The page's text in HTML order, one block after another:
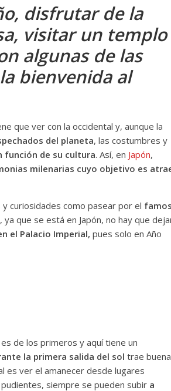
disfrutar de la
visitar un templo
algunas de las
bienvenida al
que ver con la occidental y, aunque la
del planeta, las costumbres y
función de su cultura. Así, en Japón,
milenarias cuyo objetivo es
curiosidades como pasear por el
que se está en Japón, no hay que
el Palacio Imperial, pues solo en Año
de los primeros y aquí tiene un
la primera salida del sol trae buena
es ver el amanecer desde lugares
pudientes, siempre se pueden subir a